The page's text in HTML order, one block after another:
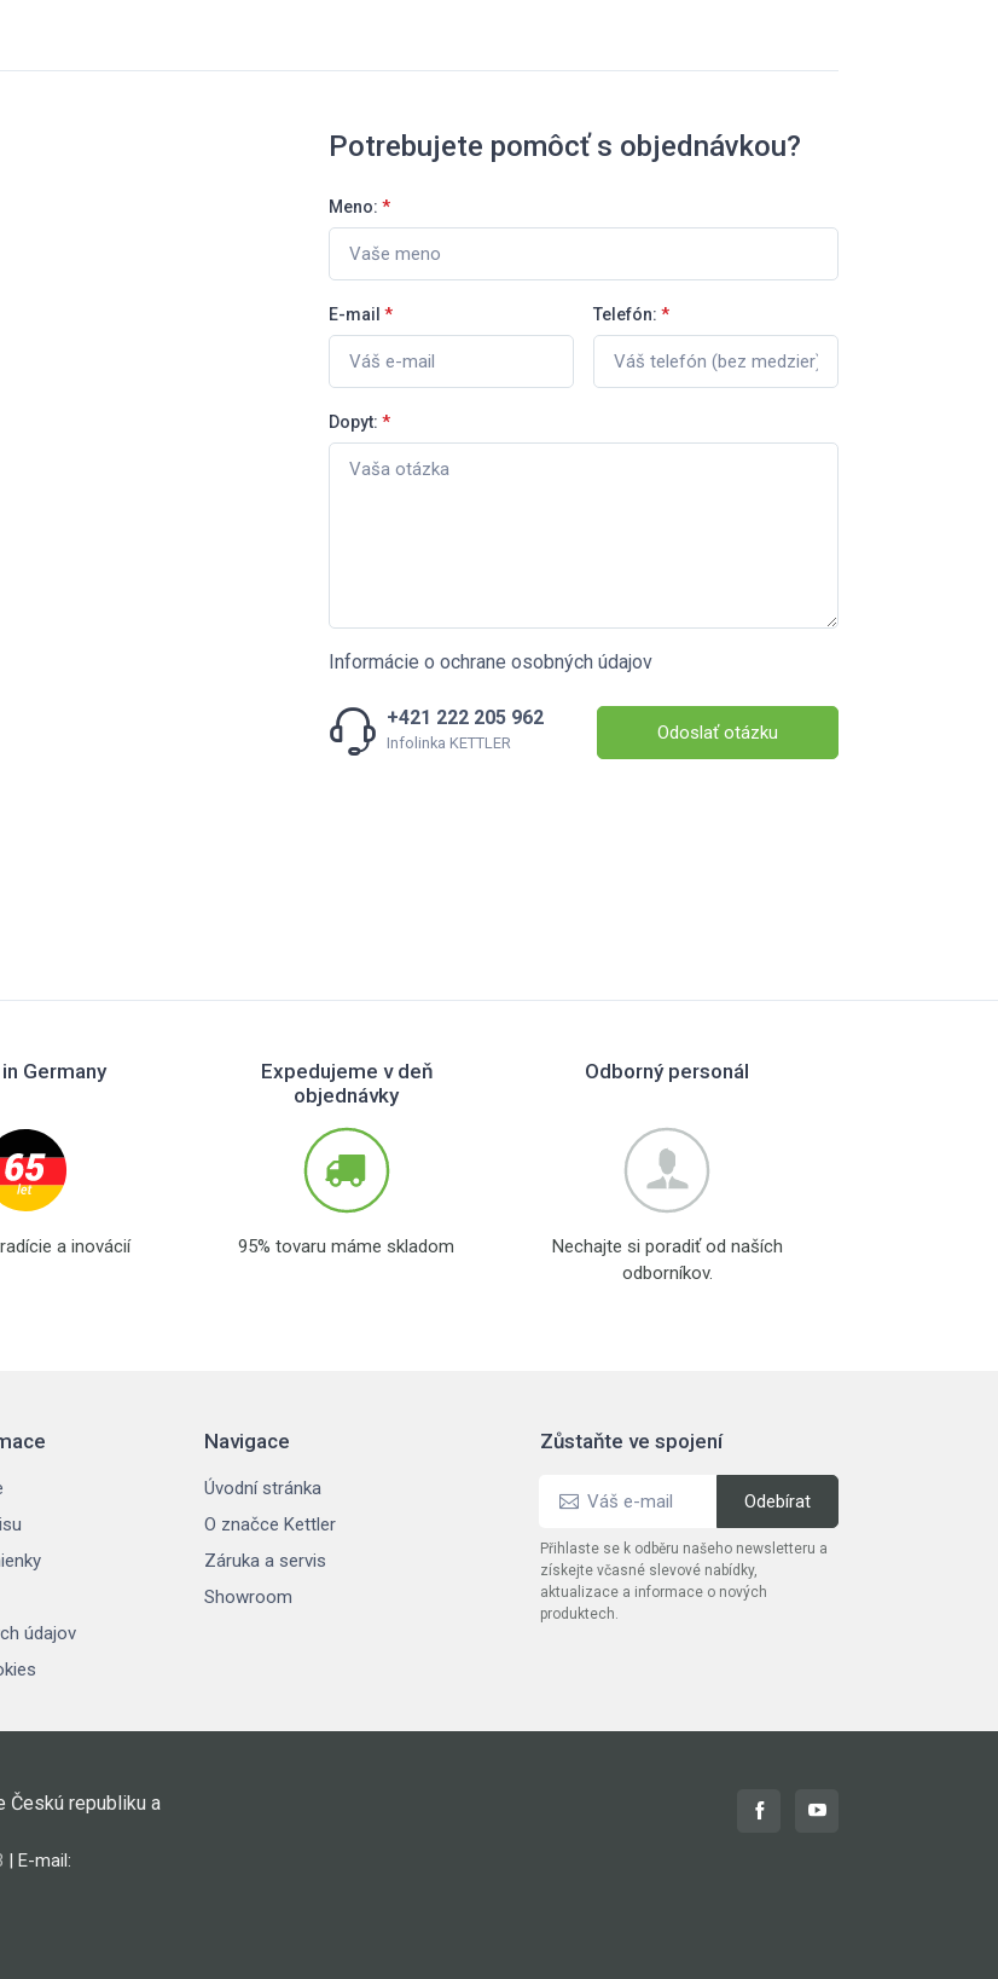
Potrebujete pomôcť s objednávkou?
Meno: *
E-mail * Telefón: *
Dopyt: *
Informácie o ochrane osobných údajov
+421 222 205 962
Infolinka KETTLER Odoslať otázku
Germany
a inovácií
Expedujeme v deň
objednávky
95% tovaru máme skladom
Odborný personál
Nechajte si poradiť od naších
odborníkov.
údajov
Navigace
Úvodní stránka
O značce Kettler
Záruka a servis
Showroom
Zůstaňte ve spojení
Přihlaste se k odběru našeho newsletteru a
získejte včasné slevové nabídky,
aktualizace a informace o nových
produktech.
Českú republiku a
| E-mail: